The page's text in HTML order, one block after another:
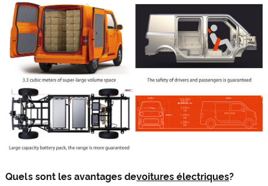
Quels sont les avantages devoitures électriques?